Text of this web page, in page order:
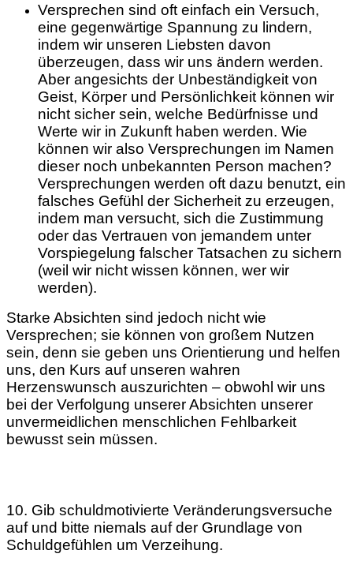
Versprechen sind oft einfach ein Versuch,
eine gegenwärtige Spannung zu lindern,
indem wir unseren Liebsten davon
überzeugen, dass wir uns ändern werden.
Aber angesichts der Unbeständigkeit von
Geist, Körper und Persönlichkeit können wir
nicht sicher sein, welche Bedürfnisse und
Werte wir in Zukunft haben werden. Wie
können wir also Versprechungen im Namen
dieser noch unbekannten Person machen?
Versprechungen werden oft dazu benutzt, ein
falsches Gefühl der Sicherheit zu erzeugen,
indem man versucht, sich die Zustimmung
oder das Vertrauen von jemandem unter
Vorspiegelung falscher Tatsachen zu sichern
(weil wir nicht wissen können, wer wir
werden).
Starke Absichten sind jedoch nicht wie
Versprechen; sie können von großem Nutzen
sein, denn sie geben uns Orientierung und helfen
uns, den Kurs auf unseren wahren
Herzenswunsch auszurichten – obwohl wir uns
bei der Verfolgung unserer Absichten unserer
unvermeidlichen menschlichen Fehlbarkeit
bewusst sein müssen.
10. Gib schuldmotivierte Veränderungsversuche
auf und bitte niemals auf der Grundlage von
Schuldgefühlen um Verzeihung.